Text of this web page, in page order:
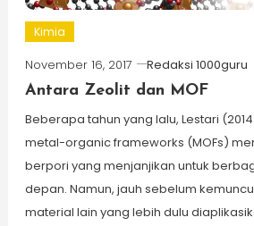
Kimia
November 16, 2017
Redaksi 1000guru
Antara Zeolit dan MOF
Beberapa tahun yang lalu, Lestari
metal-organic frameworks (MOFs)
berpori yang menjanjikan untuk
depan. Namun, jauh sebelum
material lain yang lebih dulu